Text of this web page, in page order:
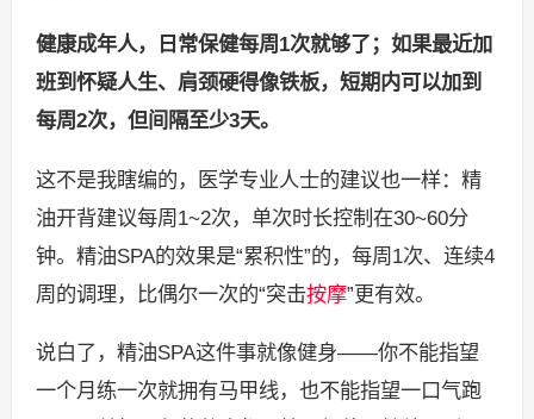
健康成年人，日常保健每周1次就够了；如果最近加
班到怀疑人生、肩颈硬得像铁板，短期内可以加到
每周2次，但间隔至少3天。
这不是我瞎编的，医学专业人士的建议也一样：精
油开背建议每周1~2次，单次时长控制在30~60分
钟。精油SPA的效果是“累积性”的，每周1次、连续4
周的调理，比偶尔一次的“突击按摩”更有效。
说白了，精油SPA这件事就像健身——你不能指望
一个月练一次就拥有马甲线，也不能指望一口气跑